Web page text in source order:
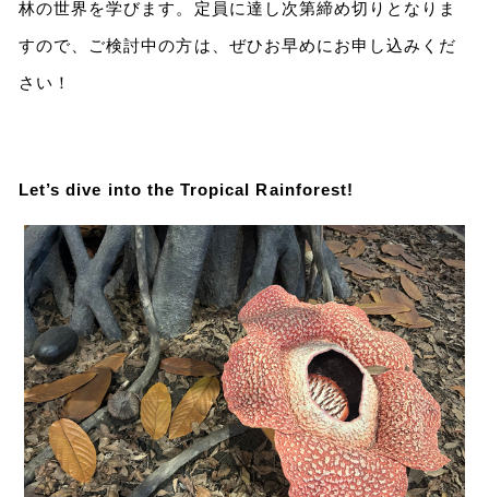
林の世界を学びます。定員に達し次第締め切りとなりま
すので、ご検討中の方は、ぜひお早めにお申し込みくだ
さい！
Let’s dive into the Tropical Rainforest!